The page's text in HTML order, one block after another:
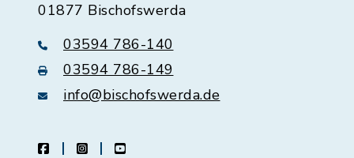
01877 Bischofswerda
03594 786-140
03594 786-149
info@bischofswerda.de
facebookinstagramyoutube